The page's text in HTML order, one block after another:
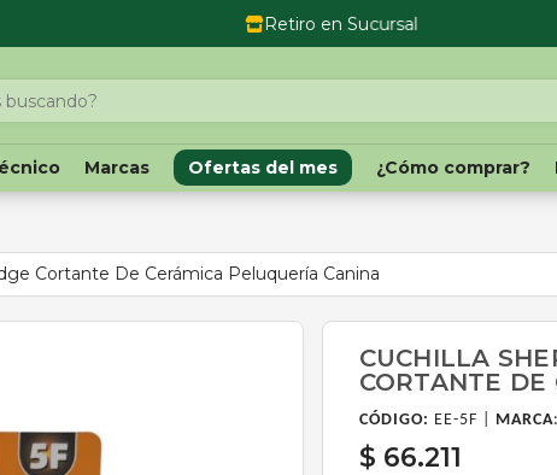
Retiro en Sucursal
Marcas Ofertas del mes ¿Cómo comprar?
Cortante De Cerámica Peluquería Canina
CUCHILLA
CORTANTE
CÓDIGO: EE-5F | MARCA:
$ 66.211